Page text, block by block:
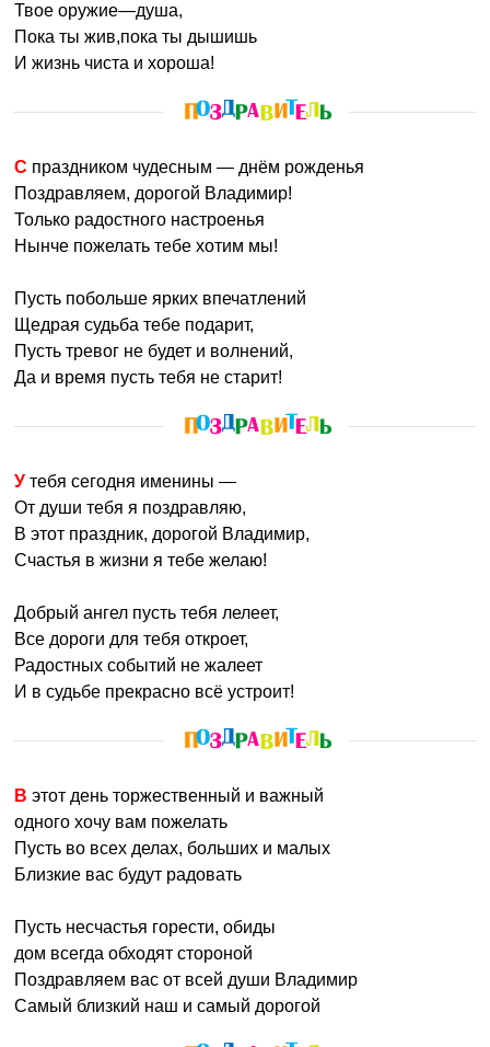
Твое оружие—душа,
Пока ты жив,пока ты дышишь
И жизнь чиста и хороша!
С праздником чудесным — днём рожденья
Поздравляем, дорогой Владимир!
Только радостного настроенья
Нынче пожелать тебе хотим мы!
Пусть побольше ярких впечатлений
Щедрая судьба тебе подарит,
Пусть тревог не будет и волнений,
Да и время пусть тебя не старит!
У тебя сегодня именины —
От души тебя я поздравляю,
В этот праздник, дорогой Владимир,
Счастья в жизни я тебе желаю!
Добрый ангел пусть тебя лелеет,
Все дороги для тебя откроет,
Радостных событий не жалеет
И в судьбе прекрасно всё устроит!
В этот день торжественный и важный
одного хочу вам пожелать
Пусть во всех делах, больших и малых
Близкие вас будут радовать
Пусть несчастья горести, обиды
дом всегда обходят стороной
Поздравляем вас от всей души Владимир
Самый близкий наш и самый дорогой